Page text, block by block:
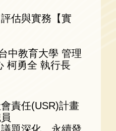
估與實務【實
中教育大學 管理
柯勇全 執行長
責任(USR)計畫